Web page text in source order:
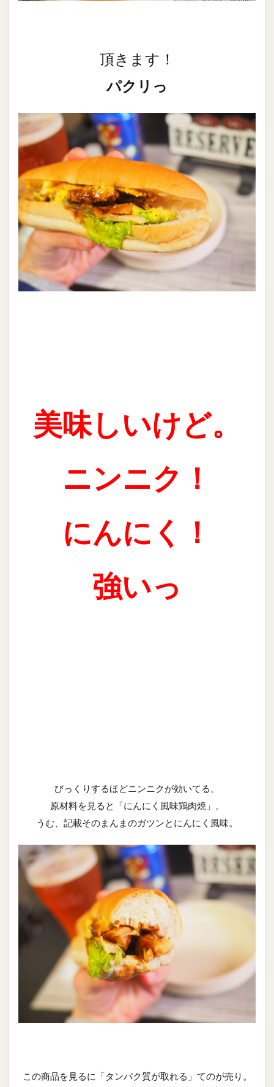
頂きます！
パクリっ
美味しいけど。
ニンニク！
にんにく！
強いっ
びっくりするほどニンニクが効いてる。
原材料を見ると「にんにく風味鶏肉焼」。
うむ、記載そのまんまのガツンとにんにく風味。
この商品を見るに「タンパク質が取れる」てのが売り。